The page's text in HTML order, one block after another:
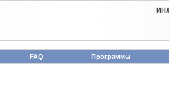
FAQ Программы